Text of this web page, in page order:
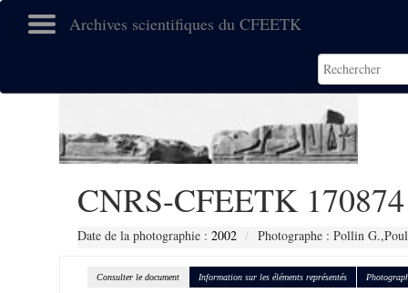
Archives scientifiques du CFEETK
CNRS-CFEETK 170874
Date de la photographie : 2002 Photographe : Pollin
Consulter le document Information sur les éléments représentés